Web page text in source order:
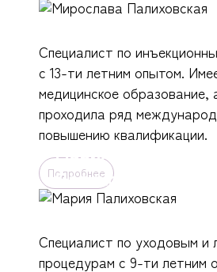
Специалист по
с 13-ти летним опытом.
медицинское образование,
проходила ряд
повышению квалификации.
Подробнее
Мария
Палиховская
Специалист по уходовым и
процедурам с 9-ти летним